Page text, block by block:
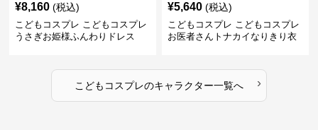
¥8,160 (税込)
こどもコスプレ こどもコスプレ
うさぎお姫様ふんわりドレス
¥5,640 (税込)
こどもコスプレ こどもコスプレ
お医者さんトナカイなりきり衣
こどもコスプレのキャラクター一覧へ ›